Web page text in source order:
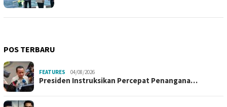
POS TERBARU
FEATURES 04/08/2026
Presiden Instruksikan Percepat Penangana…